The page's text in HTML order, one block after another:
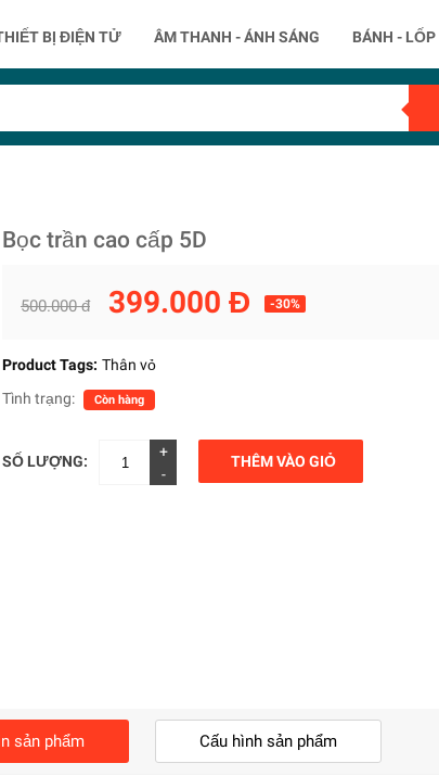
BỊ ĐIỆN TỬ ÂM THANH - ÁNH SÁNG BÁNH - LỐP
Bọc trần cao cấp 5D
500.000 đ 399.000 Đ -30%
Product Tags: Thân vỏ
Tình trạng:
Còn hàng
SỐ LƯỢNG:
+
-
THÊM VÀO GIỎ
sản phẩm Cấu hình sản phẩm